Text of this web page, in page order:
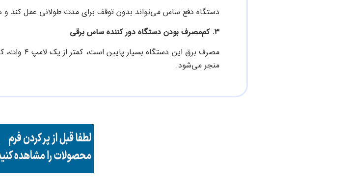
دستگاه دفع ساس می‌تواند بدون توقف برای مدت طولانی عمل کند و
۳. کم‌مصرف بودن دستگاه دور کننده ساس برقی
مصرف برق
منجر می‌شود.